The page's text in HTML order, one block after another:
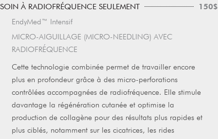
SOIN À RADIOFRÉQUENCE SEULEMENT
150$
EndyMed™ Intensif
MICRO-AIGUILLAGE (MICRO-NEEDLING) AVEC
RADIOFRÉQUENCE
Cette technologie combinée permet de travailler encore
plus en profondeur grâce à des micro-perforations
contrôlées accompagnées de radiofréquence. Elle stimule
davantage la régénération cutanée et optimise la
production de collagène pour des résultats plus rapides et
plus ciblés, notamment sur les cicatrices, les rides